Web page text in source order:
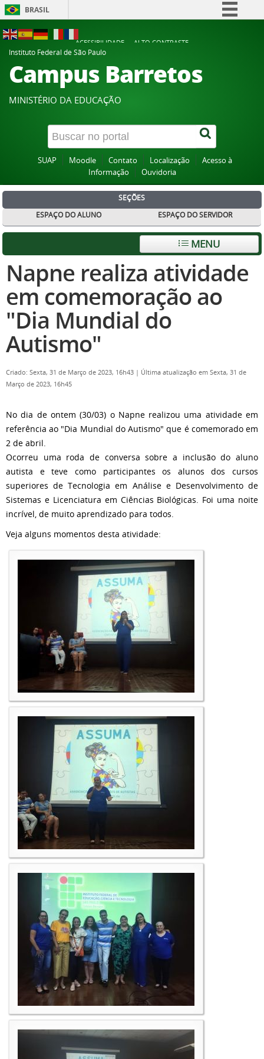
BRASIL
Participe
Acesso à informação
Canais
ACESSIBILIDADE
ALTO CONTRASTE
Instituto Federal de São Paulo
Campus Barretos
MINISTÉRIO DA EDUCAÇÃO
SUAP Moodle Contato Localização
Acesso à
Informação
Ouvidoria
SEÇÕES
ESPAÇO DO ALUNO
ESPAÇO DO SERVIDOR
MENU
Napne realiza atividade
em comemoração ao
"Dia Mundial do
Autismo"
Criado: Sexta, 31 de Março de 2023, 16h43 | Última atualização em Sexta, 31 de
Março de 2023, 16h45
No dia de ontem (30/03) o Napne realizou uma atividade em
referência ao "Dia Mundial do Autismo" que é comemorado em
2 de abril.
Ocorreu uma roda de conversa sobre a inclusão do aluno
autista e teve como participantes os alunos dos cursos
superiores de Tecnologia em Análise e Desenvolvimento de
Sistemas e Licenciatura em Ciências Biológicas. Foi uma noite
incrível, de muito aprendizado para todos.
Veja alguns momentos desta atividade: